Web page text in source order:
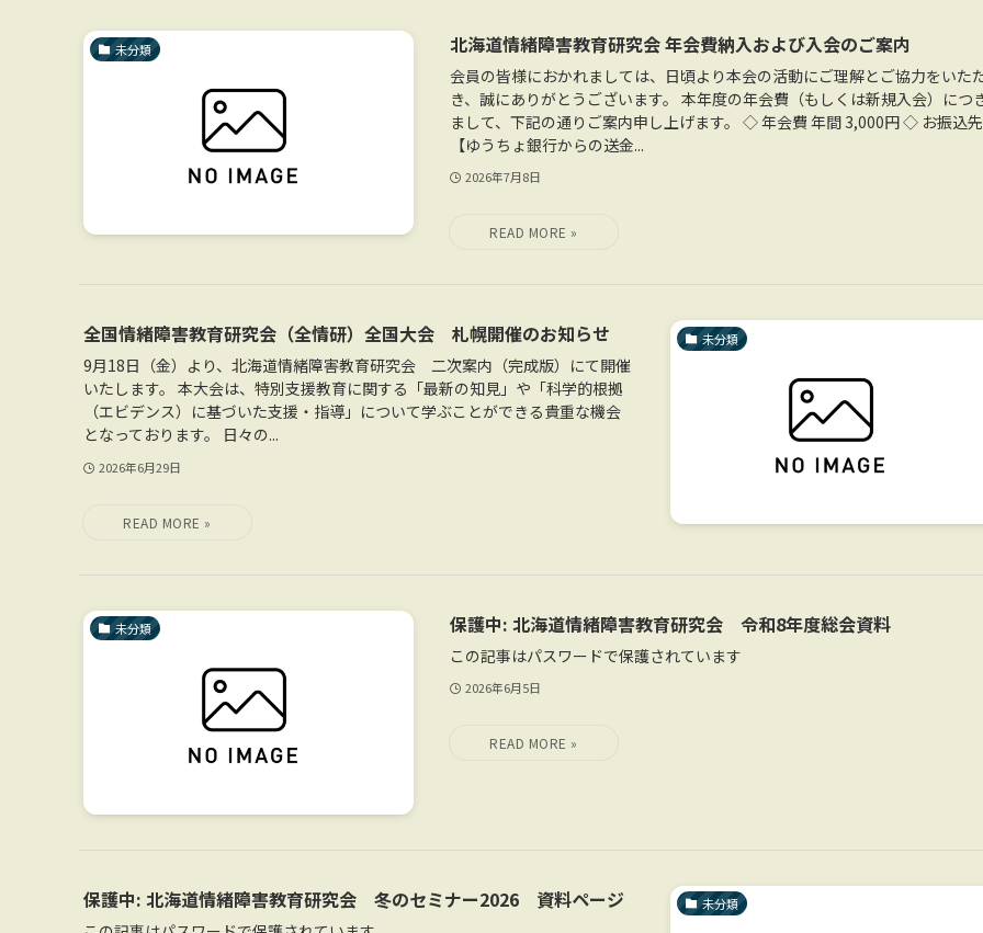
未分類 北海道情緒障害教育研究会 年会費納入および入会のご案内
会員の皆様におかれましては、日頃より本会の活動にご理解とご協力をいた
き、誠にありがとうございます。 本年度の年会費（もしくは新規入会）につ
まして、下記の通りご案内申し上げます。 ◇ 年会費 年間 3,000円 ◇ お振込先
【ゆうちょ銀行からの送金...
2026年7月8日
未分類
全国情緒障害教育研究会（全情研）全国大会 札幌開催のお知らせ
9月18日（金）より、北海道情緒障害教育研究会 二次案内（完成版）にて開催
いたします。 本大会は、特別支援教育に関する「最新の知見」や「科学的根拠
（エビデンス）に基づいた支援・指導」について学ぶことができる貴重な機会
となっております。 日々の...
2026年6月29日
未分類 保護中: 北海道情緒障害教育研究会 令和8年度総会資料
この記事はパスワードで保護されています
2026年6月5日
未分類
保護中: 北海道情緒障害教育研究会 冬のセミナー2026 資料ページ